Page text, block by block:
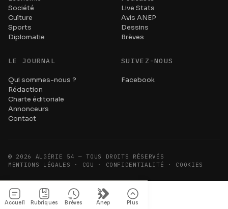
Société
Culture
Sports
Diplomatie
Live Stats
Avis ANEP
Dessins
Brèves
LE JOURNAL
Qui sommes-nous ?
Rédaction
Charte éditoriale
Annonceurs
Contact
SUIVEZ-NOUS
Facebook
© 2026
ALGÉRIE 54 — TOUS DROITS RÉSERVÉS
MENTIONS LÉGALES · CGU · CONFIDENTIALITÉ · COOKIES
Accueil Rubriques Brèves Anep Plus